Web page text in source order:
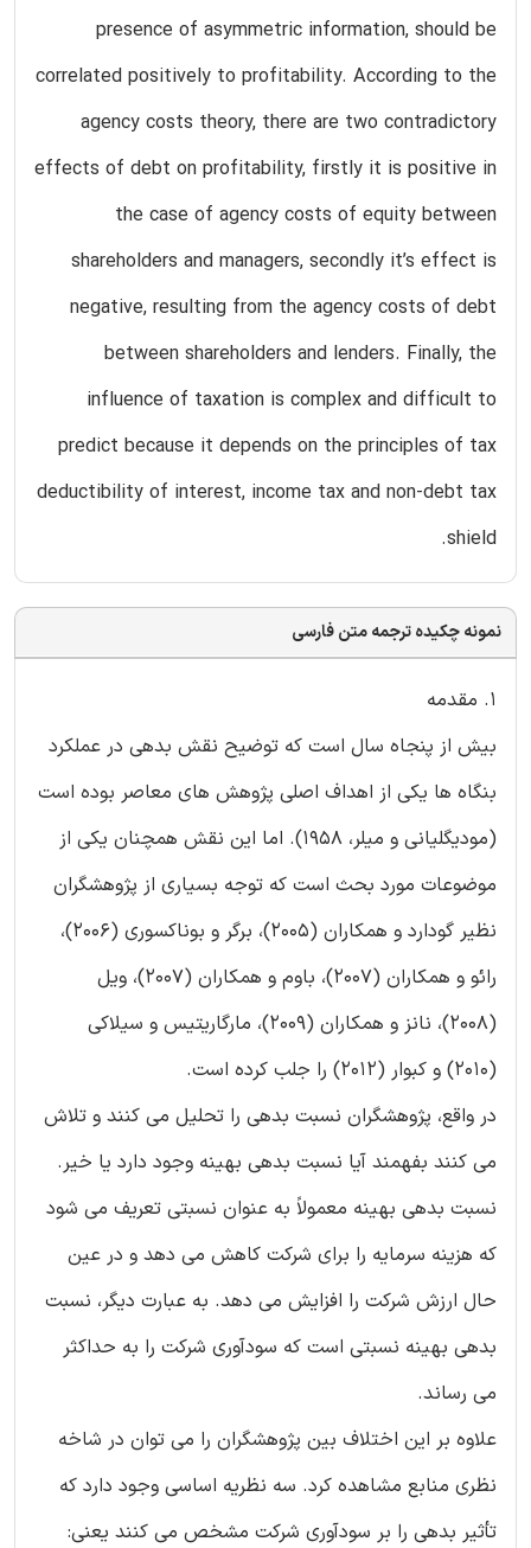
presence of asymmetric information, should be
correlated positively to profitability. According to the
agency costs theory, there are two contradictory
effects of debt on profitability, firstly it is positive in
the case of agency costs of equity between
shareholders and managers, secondly it’s effect is
negative, resulting from the agency costs of debt
between shareholders and lenders. Finally, the
influence of taxation is complex and difficult to
predict because it depends on the principles of tax
deductibility of interest, income tax and non-debt tax
shield.
نمونه چکیده ترجمه متن فارسی
1. مقدمه
بیش از پنجاه سال است که توضیح نقش بدهی در عملکرد
بنگاه ها یکی از اهداف اصلی پژوهش های معاصر بوده است
(مودیگلیانی و میلر، 1958). اما این نقش همچنان یکی از
موضوعات مورد بحث است که توجه بسیاری از پژوهشگران
نظیر گودارد و همکاران (2005)، برگر و بوناکسوری (2006)،
رائو و همکاران (2007)، باوم و همکاران (2007)، ویل
(2008)، نانز و همکاران (2009)، مارگاریتیس و سیلاکی
(2010) و کبوار (2012) را جلب کرده است.
در واقع، پژوهشگران نسبت بدهی را تحلیل می کنند و تلاش
می کنند بفهمند آیا نسبت بدهی بهینه وجود دارد یا خیر.
نسبت بدهی بهینه معمولاً به عنوان نسبتی تعریف می شود
که هزینه سرمایه را برای شرکت کاهش می دهد و در عین
حال ارزش شرکت را افزایش می دهد. به عبارت دیگر، نسبت
بدهی بهینه نسبتی است که سودآوری شرکت را به حداکثر
می رساند.
علاوه بر این اختلاف بین پژوهشگران را می توان در شاخه
نظری منابع مشاهده کرد. سه نظریه اساسی وجود دارد که
تأثیر بدهی را بر سودآوری شرکت مشخص می کنند یعنی: